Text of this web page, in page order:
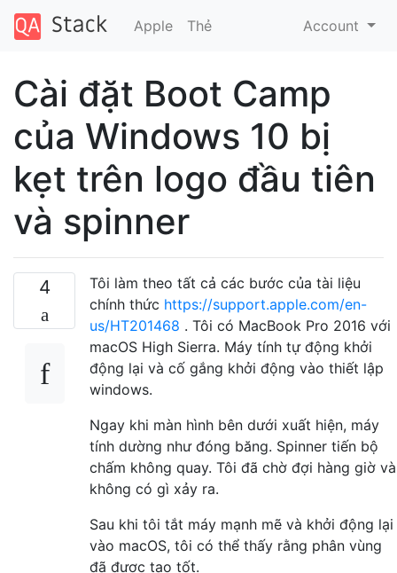
Apple Thẻ Account
Cài đặt Boot Camp
của Windows 10 bị
kẹt trên logo đầu tiên
và spinner
4
Tôi làm theo tất cả các bước của tài liệu
chính thức https://support.apple.com/en-
us/HT201468 . Tôi có MacBook Pro 2016 với
macOS High Sierra. Máy tính tự động khởi
động lại và cố gắng khởi động vào thiết lập
windows.
Ngay khi màn hình bên dưới xuất hiện, máy
tính dường như đóng băng. Spinner tiến bộ
chấm không quay. Tôi đã chờ đợi hàng giờ và
không có gì xảy ra.
Sau khi tôi tắt máy mạnh mẽ và khởi động lại
vào macOS, tôi có thể thấy rằng phân vùng
đã được tạo tốt.